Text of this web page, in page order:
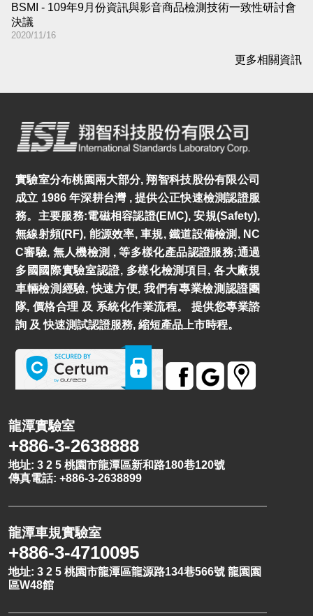
BSMI - 109年9月份資訊與影音商品檢測技術一致性研討會
決議
2020/11/16
更多相關資訊
實驗室分布桃園兩大部分, 翔智科技股份有限公司
成立 1986 年深耕台灣 , 提供公正快速檢測認證服
務。主要服務:電磁相容認證(EMC), 安規(Safety),
無線射頻(RF), 能源效率, 車規, 鐵道設備檢測, NC
C審驗, 無人機檢測 , 等多樣化產品認證服務;通過
多國國際實驗室認證, 多樣化檢測項目, 各大廠規
車輛檢測經驗, 快速方便, 我們有專業檢測認證團
隊, 價格合理 及 系統化作業流程。 提供您專業諮
詢 及 快速測試認證服務, 縮短產品上市時程。
龍潭實驗室
+886-3-2638888
地址: 3 2 5 桃園市龍潭區新和路180巷120號
傳真電話: +886-3-2638899
龍潭車規實驗室
+886-3-4710095
地址: 3 2 5 桃園市龍潭區龍源路134巷566號 龍園園
區W48館